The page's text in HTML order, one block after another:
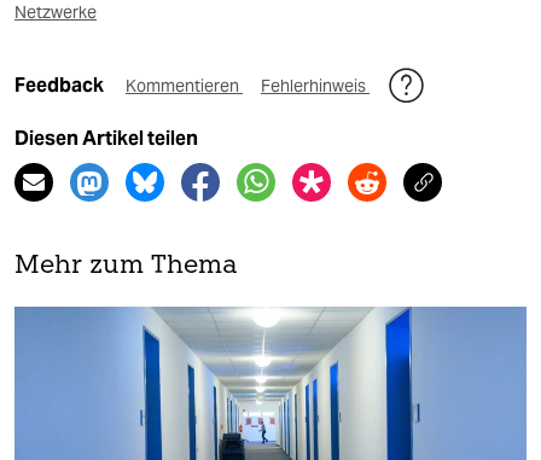
Netzwerke
Feedback Kommentieren Fehlerhinweis
Diesen Artikel teilen
Mehr zum Thema